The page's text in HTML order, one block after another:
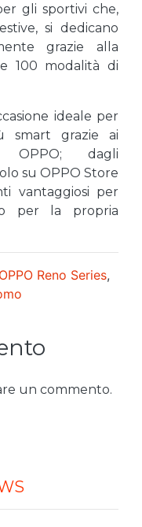
gli sportivi che,
si dedicano
grazie alla
100 modalità di
ideale per
smart grazie ai
OPPO; dagli
su OPPO Store
vantaggiosi per
per la propria
OPPO Reno Series,
un commento.